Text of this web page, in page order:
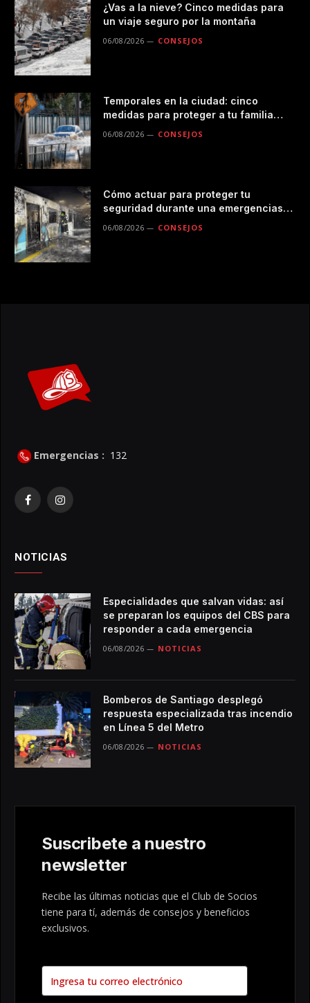
¿Vas a la nieve? Cinco medidas para
un viaje seguro por la montaña
06/08/2026 CONSEJOS
Temporales en la ciudad: cinco
medidas para proteger a tu familia
06/08/2026 CONSEJOS
Cómo actuar para proteger tu
seguridad durante una emergencias
06/08/2026 CONSEJOS
Emergencias : 132
FacebookInstagram
NOTICIAS
Especialidades que salvan vidas: así
se preparan los equipos del CBS para
responder a cada emergencia
06/08/2026 NOTICIAS
Bomberos de Santiago desplegó
respuesta especializada tras incendio
en Línea 5 del Metro
06/08/2026 NOTICIAS
Suscribete a nuestro
newsletter
Recibe las últimas noticias que el Club de Socios
tiene para tí, además de consejos y beneficios
exclusivos.